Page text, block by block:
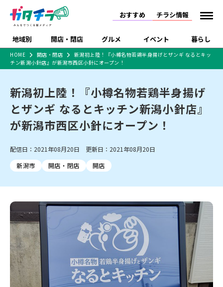
おすすめ チラシ情報
地域別 開店・閉店 グルメ イベント 暮らし
新潟市 下越
中越 上越
佐渡
新潟市中央区 新潟市西区
新潟市北区
新潟市南区
新潟市江南区 新潟市秋葉区
新潟市西蒲区
村上・関川
新発田・聖籠
胎内・粟島
三条・加茂・田上
五泉・阿賀野・阿賀
燕・弥彦
長岡・見附
小千谷・十日町・津南
魚沼・南魚沼・湯沢
柏崎・刈羽・出雲崎
上越・妙高・糸魚川
開店 閉店
リニューアル・移転 休業 開店まとめ
閉店まとめ
新潟市・開店
新潟市・閉店
長岡市・開店
長岡市・閉店
上越市・開店
ラーメン・開店
ラーメン・閉店
ラーメン 現地レポート
和食 洋食
スイーツ
ご当地グルメ テイクアウト
季節・期間限定
カフェ
居酒屋・バー 焼肉
パスタ
パン・ベーカリー
タレカツ・豚カツ
デカ盛り・大盛り
旨辛・激辛
海鮮・鮨
そば・うどん
日本酒・新潟清酒
ワイン・クラフトビール
ケーキ・パフェ
ビアガーデン・暑気払い
体験・販売 祭り・伝統行事
趣味・展示会 ライブ・コンサート
スポーツ
セミナー・講演会 子ども向け
入場無料
住宅展示場
完成見学会 学生スポーツ アルビレックス
施設・ショップ
住宅メーカー・工務
店
食品メーカー・県産
習い事・塾 アパレル・雑貨
観光スポット
温泉・入浴 ホテル 旅館
水族館
リラクゼーション・整体
スキー場
リユース・買取
病院・クリニック
イオンモール
ラブラ万代・ラブラ2
ビルボードプレイスBP
新潟伊勢丹
ピア万代
リバーサイド千秋
パティオPATIO
特売セール インタビュー
特集・まとめ記事
セツコママ ランキング 新潟人
キャンペーン
開店まとめ
閉店まとめ 人気記事まとめ
食品スーパー・コンビ
ショッピングモール・
大型施設
ドラッグストア・ホーム
センター
ファッション 生活サービス
新車・中古車・カー用品
旅行・レジャー
家電・携帯電話
冠婚葬祭
通販・EC
官公庁・自治体
新潟市 チラシ
長岡・見附 チラシ
上越・妙高・糸魚川 チラシ
注目 チラシ
週末セール
火曜セール
オープン・リニューアルセール
周年祭・感謝祭セール
年末・初売りセール
HOME 開店・閉店
新潟初上陸！『小樽名物若鶏半身揚げとザンギ なるとキッ
チン新潟小針店』が新潟市西区小針にオープン！
新潟初上陸！『小樽名物若鶏半身揚げ
とザンギ なるとキッチン新潟小針店』
が新潟市西区小針にオープン！
配信日：2021年08月20日 更新日：2021年08月20日
新潟市
開店・閉店 開店